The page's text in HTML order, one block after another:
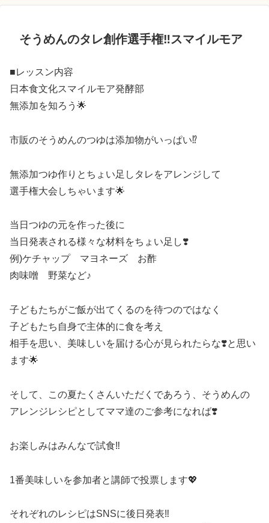
そうめんのタレ創作選手権‼️スマイルモア
■レッスン内容
日本食文化スマイルモア発酵部
無添加を知ろう🌟
市販のそうめんのつゆは添加物がいっぱい⁉️
無添加つゆ作りとちょい足しタレをアレンジして
選手権大会しちゃいます🌟
当日つゆの元を作った後に
当日発表される様々な材料をちょい足し❣️
例)ケチャップ マヨネーズ お酢
肉味噌 野菜など♪
子どもたちがご飯が出てくるのを待つのではなく
子どもたち自身で主体的に食を考え
相手を思い、美味しいを届ける心が見られたらな❣️と思い
ます🌟
そして、この夏たくさんいただくであろう、そうめんの
アレンジレシピとしてママ達のご参考になれば❣️
お楽しみはみんなで試食‼️
1番美味しいを参加者と講師で投票します💖
それぞれのレシピはSNSに後日発表‼️